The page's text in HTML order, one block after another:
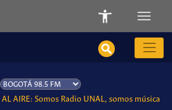
AL AIRE: Somos Radio UNAL, somos música